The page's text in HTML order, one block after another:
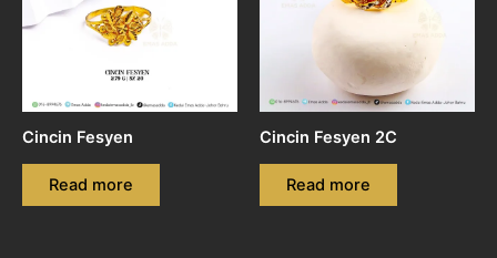
Cincin Fesyen
Read more
Cincin Fesyen 2C
Read more